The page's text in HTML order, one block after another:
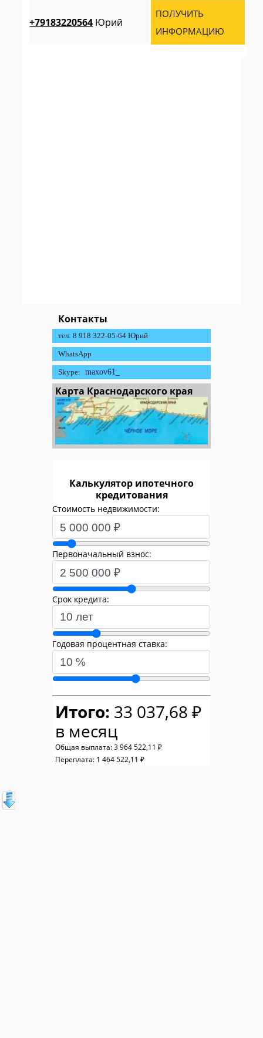
+79183220564 Юрий
ПОЛУЧИТЬ
ИНФОРМАЦИЮ
Контакты
тел: 8 918 322-05-64 Юрий
WhatsApp
Skype: maxov61_
Карта Краснодарского края
Калькулятор ипотечного
кредитования
Стоимость недвижимости:
Первоначальный взнос:
Срок кредита:
Годовая процентная ставка:
Итого: 33 037,68 ₽
в месяц
Общая выплата: 3 964 522,11 ₽
Переплата: 1 464 522,11 ₽